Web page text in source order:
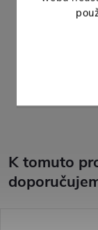
šířka: 18 cm
K tomuto